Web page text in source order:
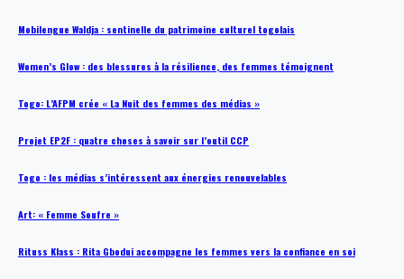
Mobilengue Waldja : sentinelle du patrimoine culturel togolais
Women’s Glow : des blessures à la résilience, des femmes témoignent
Togo: L’AFPM crée « La Nuit des femmes des médias »
Projet EP2F : quatre choses à savoir sur l’outil CCP
Togo : les médias s’intéressent aux énergies renouvelables
Art: « Femme Soufre »
Rituss Klass : Rita Gbodui accompagne les femmes vers la confiance en soi